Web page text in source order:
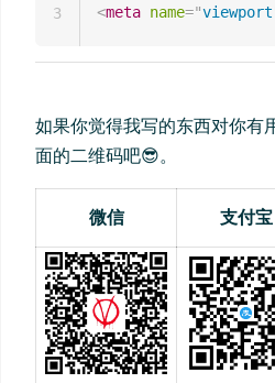
<meta name="viewport
3
如果你觉得我写的东西对你有
面的二维码吧😎。
微信 支付宝